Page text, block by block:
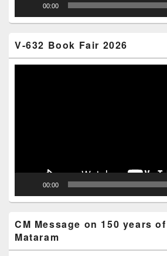
00:00
V-632 Book Fair 2026
00:00
CM Message on 150 years
Mataram